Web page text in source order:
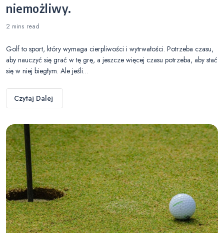
niemożliwy.
2 mins read
Golf to sport, który wymaga cierpliwości i wytrwałości. Potrzeba czasu,
aby nauczyć się grać w tę grę, a jeszcze więcej czasu potrzeba, aby stać
się w niej biegłym. Ale jeśli…
Czytaj Dalej